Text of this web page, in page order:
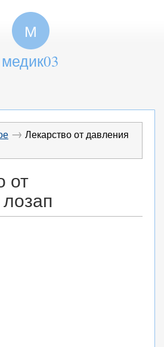
М
медик03
→ Лекарство от давления
от